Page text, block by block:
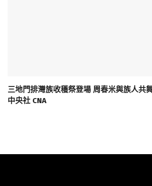
三地門排灣族收穫祭登場 周春米與族人共
中央社 CNA